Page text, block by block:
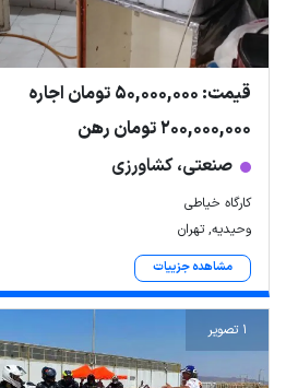
قیمت: 50,000,000 تومان اجاره
200,000,000 تومان رهن
صنعتی، کشاورزی
کارگاه خیاطی
وحیدیه, تهران
مشاهده جزییات
1 تصویر